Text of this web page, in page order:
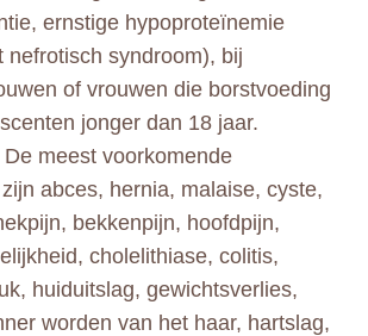
ernstige hypoproteïnemie
nefrotisch syndroom), bij
of vrouwen die borstvoeding
jonger dan 18 jaar.
meest voorkomende
abces, hernia, malaise, cyste,
bekkenpijn, hoofdpijn,
cholelithiase, colitis,
huiduitslag, gewichtsverlies,
worden van het haar, hartslag,